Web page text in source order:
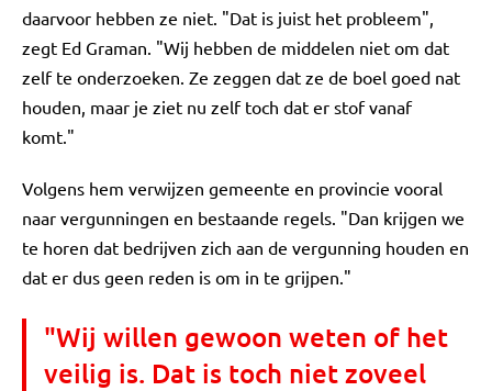
daarvoor hebben ze niet. "Dat is juist het probleem",
zegt Ed Graman. "Wij hebben de middelen niet om dat
zelf te onderzoeken. Ze zeggen dat ze de boel goed nat
houden, maar je ziet nu zelf toch dat er stof vanaf
komt."
Volgens hem verwijzen gemeente en provincie vooral
naar vergunningen en bestaande regels. "Dan krijgen we
te horen dat bedrijven zich aan de vergunning houden en
dat er dus geen reden is om in te grijpen."
"Wij willen gewoon weten of het
veilig is. Dat is toch niet zoveel